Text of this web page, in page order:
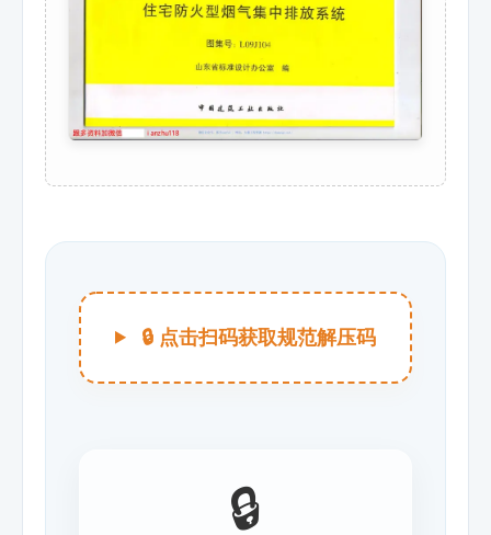
🔒 点击扫码获取规范解压码
🔒